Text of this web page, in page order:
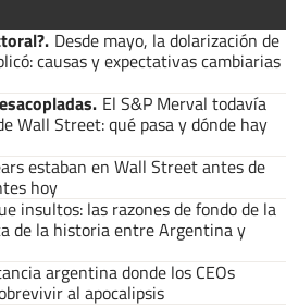
. Desde mayo, la dolarización de
causas y expectativas cambiarias
. El S&P Merval todavía
Wall Street: qué pasa y dónde hay
estaban en Wall Street antes de
hoy
insultos: las razones de fondo de la
de la historia entre Argentina y
argentina donde los CEOs
al apocalipsis